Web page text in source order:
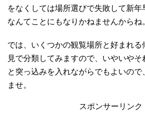
をなくしては場所選びで失敗して新
なんてことにもなりかねませんからね
では、いくつかの観覧場所と好まれる
見で分類してみますので、いやいやそ
と突っ込みを入れながらでもよいの
ませ。
スポンサーリンク